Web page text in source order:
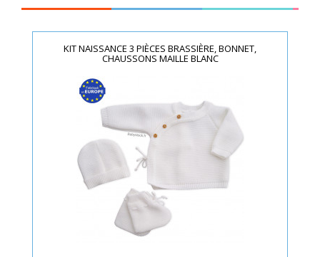
KIT NAISSANCE 3 PIÈCES BRASSIÈRE, BONNET,
CHAUSSONS MAILLE BLANC